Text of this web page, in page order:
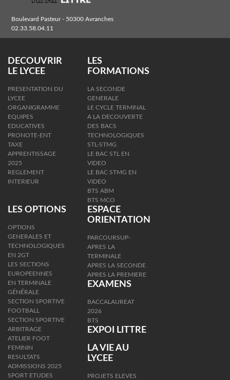
Boulevard Pasteur - 50300 Avranches
02.33.58.04.11
DECOUVRIR
LE LYCEE
PRESENTATION DU
LYCEE
ORGANIGRAMME
EQUIPES
EDUCATIVES
PRONOTE-ENT
TAXE
APPRENTISSAGE
2025
REGLEMENT
INTERIEUR
LES
FORMATIONS
LA SECONDE
GENERALE
LE CYCLE TERMINAL
A LA DECOUVERTE
DES BACS
TECHNOLOGIQUES
STL-STMG
LE BAC STL EN
VIDEO
LE BAC STMG EN
VIDEO
BTS ABM
BTS MCO
LES OPTIONS
OPTIONS
GENERALES ET
TECHNOLOGIQUES
EN 2GT
LES SECTIONS
EUROPEENNES
EN TERMINALE
GÉNÉRALE
SECTION SPORTIVE
FOOTBALL
SECTION SPORTIVE
ARBITRAGE
ATELIER FOOT
FEMININ
RESULTATS
ADMISSIONS 2025
SPORT ETUDES
ESPACE
ORIENTATION
PARCOURSUP-
APRES LA
TERMINALE
APRES LA SECONDE
APRES LA PREMIERE
EXAMENS
BACCALAUREAT
2026
BTS
EXPOI LITTRE
LA VIE AU
LYCEE
PROJETS ELEVES